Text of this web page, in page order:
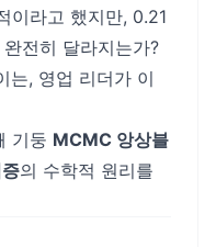
라고 했지만, 0.21
전히 달라지는가?
는, 영업 리더가 이
기둥 MCMC 앙상블
의 수학적 원리를